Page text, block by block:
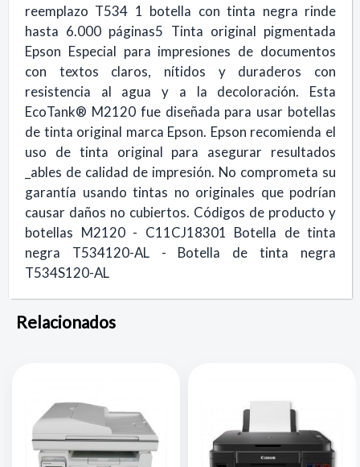
reemplazo T534 1 botella con tinta negra rinde
hasta 6.000 páginas5 Tinta original pigmentada
Epson Especial para impresiones de documentos
con textos claros, nítidos y duraderos con
resistencia al agua y a la decoloración. Esta
EcoTank® M2120 fue diseñada para usar botellas
de tinta original marca Epson. Epson recomienda el
uso de tinta original para asegurar resultados
_ables de calidad de impresión. No comprometa su
garantía usando tintas no originales que podrían
causar daños no cubiertos. Códigos de producto y
botellas M2120 - C11CJ18301 Botella de tinta
negra T534120-AL - Botella de tinta negra
T534S120-AL
Relacionados